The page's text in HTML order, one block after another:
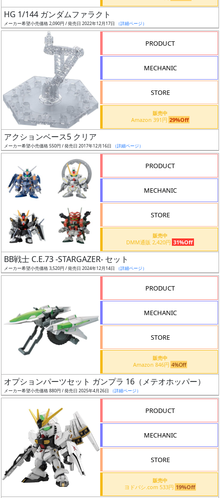
日
発
売
通知
対象
ギ
ャ
ラ
ー
あ
価
格
改
定
予
割
HG 1/144 ガンダムファラクト
メーカー希望小売価格 2,090円 / 発売日 2022年12月17日 （詳細ページ）
PRODUCT
MECHANIC
STORE
販売中
Amazon 391円 29%Off
アクションベース5 クリア
メーカー希望小売価格 550円 / 発売日 2017年12月16日 （詳細ページ）
PRODUCT
MECHANIC
STORE
販売中
DMM通販 2,420円 31%Off
BB戦士 C.E.73 -STARGAZER- セット
メーカー希望小売価格 3,520円 / 発売日 2024年12月14日 （詳細ページ）
PRODUCT
MECHANIC
STORE
販売中
Amazon 846円 4%Off
オプションパーツセット ガンプラ 16（メテオホッパー）
メーカー希望小売価格 880円 / 発売日 2025年4月26日 （詳細ページ）
PRODUCT
MECHANIC
STORE
販売中
ヨドバシ.com 533円 19%Off